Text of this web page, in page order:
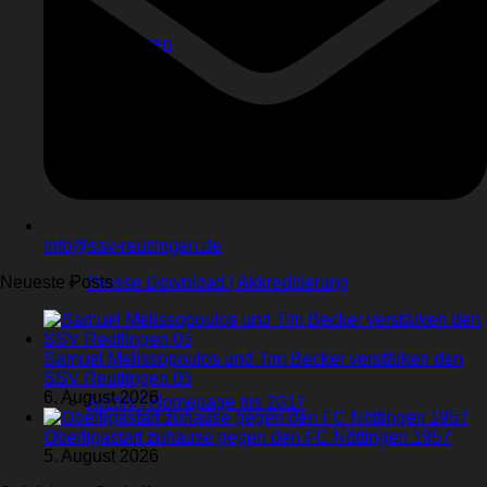
Sponsoren
Presse Download | Akkreditierung
Archiv | Homepage bis 2017
info@ssv-reutlingen.de
Neueste Posts
Samuel Melissopoulos und Tim Becker verstärken den
SSV Reutlingen 05
6. August 2026
Oberligastart zuhause gegen den FC Nöttingen 1957
5. August 2026